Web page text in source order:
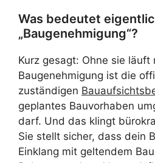
Was bedeutet
„Baugenehmigung“?
Kurz gesagt: Ohne sie läuft
Baugenehmigung ist die
zuständigen
geplantes Bauvorhaben
darf. Und das klingt
Sie stellt sicher, dass dein
Einklang mit geltendem